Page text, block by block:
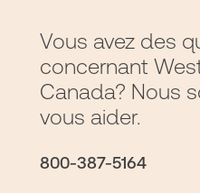
Vous avez des
concernant
Canada? Nous
vous aider.
800-387-5164